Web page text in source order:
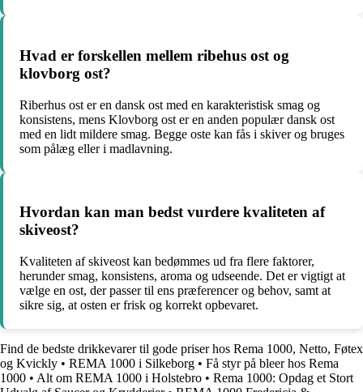
Hvad er forskellen mellem ribehus ost og
klovborg ost?
Riberhus ost er en dansk ost med en karakteristisk smag og
konsistens, mens Klovborg ost er en anden populær dansk ost
med en lidt mildere smag. Begge oste kan fås i skiver og bruges
som pålæg eller i madlavning.
Hvordan kan man bedst vurdere kvaliteten af
skiveost?
Kvaliteten af skiveost kan bedømmes ud fra flere faktorer,
herunder smag, konsistens, aroma og udseende. Det er vigtigt at
vælge en ost, der passer til ens præferencer og behov, samt at
sikre sig, at osten er frisk og korrekt opbevaret.
Find de bedste drikkevarer til gode priser hos Rema 1000, Netto, Føtex
og Kvickly • REMA 1000 i Silkeborg • Få styr på bleer hos Rema
1000 • Alt om REMA 1000 i Holstebro • Rema 1000: Opdag et Stort